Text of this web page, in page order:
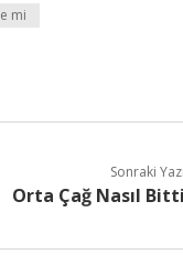
mi
Sonraki
Orta Çağ Nasıl